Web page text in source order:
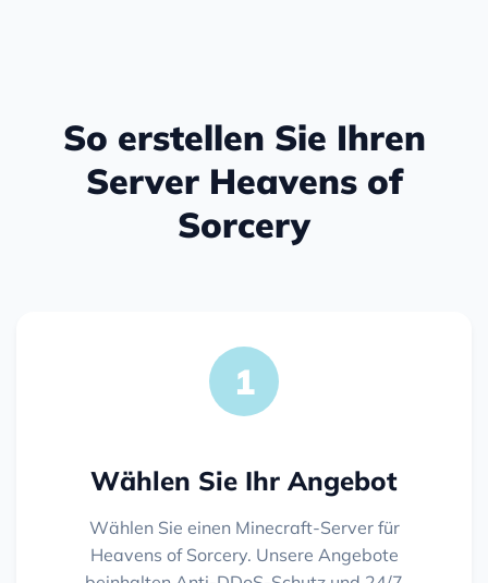
So erstellen Sie Ihren
Server Heavens of
Sorcery
1
Wählen Sie Ihr Angebot
Wählen Sie einen Minecraft-Server für
Heavens of Sorcery. Unsere Angebote